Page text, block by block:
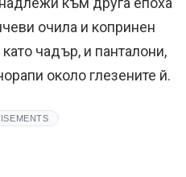
очила и копринен
чадър, и панталони,
около глезените й.